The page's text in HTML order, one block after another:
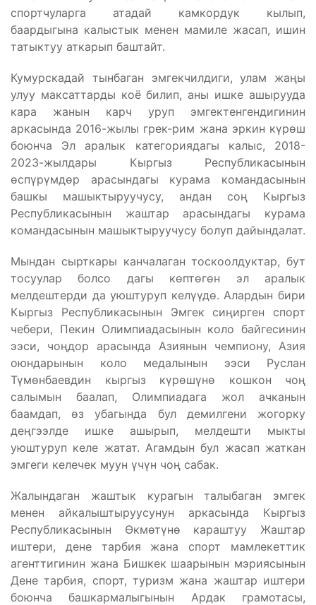
спортчуларга атадай камкордук кылып,
баардыгына калыстык менен мамиле жасап, ишин
татыктуу аткарып баштайт.
Кумурскадай тынбаган эмгекчилдиги, улам жаңы
улуу максаттарды коё билип, аны ишке ашырууда
кара жанын карч уруп эмгектенгендигинин
аркасында 2016-жылы грек-рим жана эркин күрөш
боюнча Эл аралык категориядагы калыс, 2018-
2023-жылдары Кыргыз Республикасынын
өспүрүмдөр арасындагы курама командасынын
башкы машыктыруучусу, андан соң Кыргыз
Республикасынын жаштар арасындагы курама
командасынын машыктыруучусу болуп дайындалат.
Мындан сырткары канчалаган тоскоолдуктар, бут
тосуулар болсо дагы көптөгөн эл аралык
мелдештерди да уюштуруп келүүдө. Алардын бири
Кыргыз Республикасынын Эмгек сиңирген спорт
чебери, Пекин Олимпиадасынын коло байгесинин
ээси, чоңдор арасында Азиянын чемпиону, Азия
оюндарынын коло медалынын ээси Руслан
Түмөнбаевдин кыргыз күрөшүнө кошкон чоң
салымын баалап, Олимпиадага жол ачканын
баамдап, өз убагында бул демилгени жогорку
деңгээлде ишке ашырып, мелдешти мыкты
уюштуруп келе жатат. Агамдын бул жасап жаткан
эмгеги келечек муун үчүн чоң сабак.
Жалындаган жаштык курагын талыбаган эмгек
менен айкалыштыруусунун аркасында Кыргыз
Республикасынын Өкмөтүнө караштуу Жаштар
иштери, дене тарбия жана спорт мамлекеттик
агенттигинин жана Бишкек шаарынын мэриясынын
Дене тарбия, спорт, туризм жана жаштар иштери
боюнча башкармалыгынын Ардак грамотасы,